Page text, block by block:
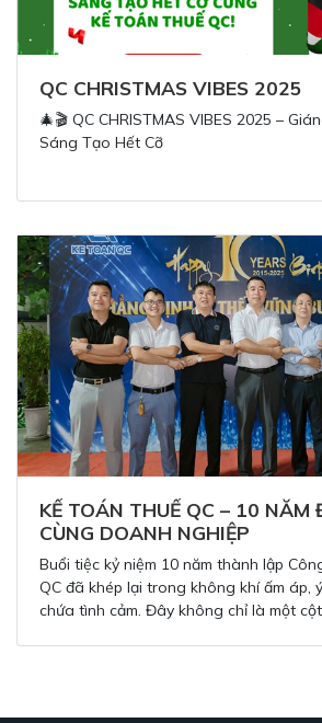
QC CHRISTMAS VIBES 2025
🎄🎬 QC CHRISTMAS VIBES 2025 –
Sáng Tạo Hết Cỡ
KẾ TOÁN THUẾ QC – 10 NĂM
CÙNG DOANH NGHIỆP
Buổi tiệc kỷ niệm 10 năm thành lập
QC đã khép lại trong không khí ấm áp,
chứa tình cảm. Đây không chỉ là một